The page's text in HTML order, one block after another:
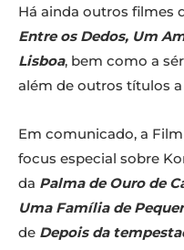
Há ainda outros filmes
Entre os Dedos, Um
Lisboa, bem como a
além de outros títulos
Em comunicado, a
focus especial sobre
da Palma de Ouro de
Uma Família de
de Depois da